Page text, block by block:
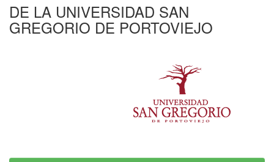
DE LA UNIVERSIDAD SAN
GREGORIO DE PORTOVIEJO